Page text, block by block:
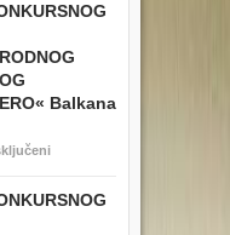
Balkana